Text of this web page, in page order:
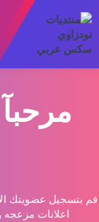
قم بتسجيل عضويتك
اعلانات مزعجه